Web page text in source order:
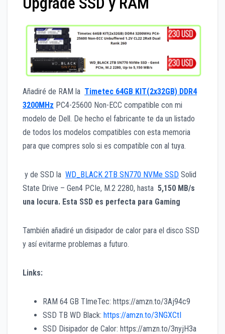
Añadiré de RAM la Timetec 64GB KIT(2x32GB) DDR4
3200MHz PC4-25600 Non-ECC compatible con mi
modelo de Dell. De hecho el fabricante te da un listado
de todos los modelos compatibles con esta memoria
para que compres solo si es compatible con al tuya.
y de SSD la WD_BLACK 2TB SN770 NVMe SSD Solid
State Drive – Gen4 PCIe, M.2 2280, hasta 5,150 MB/s
una locura. Esta SSD es perfecta para Gaming
También añadiré un disipador de calor para el disco SSD
y así evitarme problemas a futuro.
Links:
RAM 64 GB TImeTec: https://amzn.to/3Aj94c9
SSD TB WD Black: https://amzn.to/3NGXCtI
SSD Disipador de Calor: https://amzn.to/3nyjH3a